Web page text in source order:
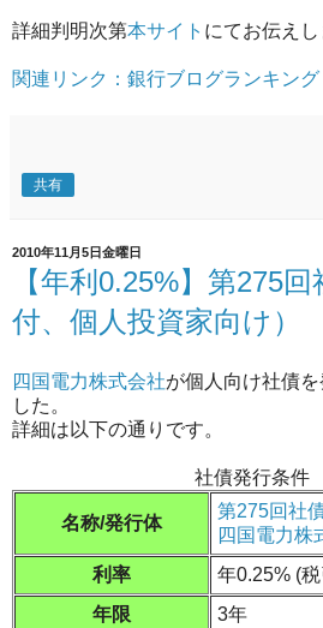
詳細判明次第本サイト にてお伝えし
関連リンク：銀行ブログランキング
共有
2010年11月5日金曜日
【年利0.25%】第275
付、個人投資家向け）
四国電力株式会社が個人向け社債
した。
詳細は以下の通りです。
社債発行条件
名称/発行体
第275回社
四国電力株
利率
年0.25% (
年限
3年